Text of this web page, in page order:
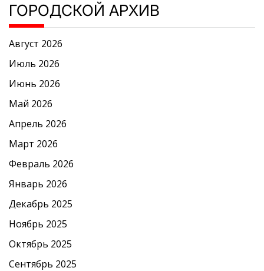
ГОРОДСКОЙ АРХИВ
Август 2026
Июль 2026
Июнь 2026
Май 2026
Апрель 2026
Март 2026
Февраль 2026
Январь 2026
Декабрь 2025
Ноябрь 2025
Октябрь 2025
Сентябрь 2025